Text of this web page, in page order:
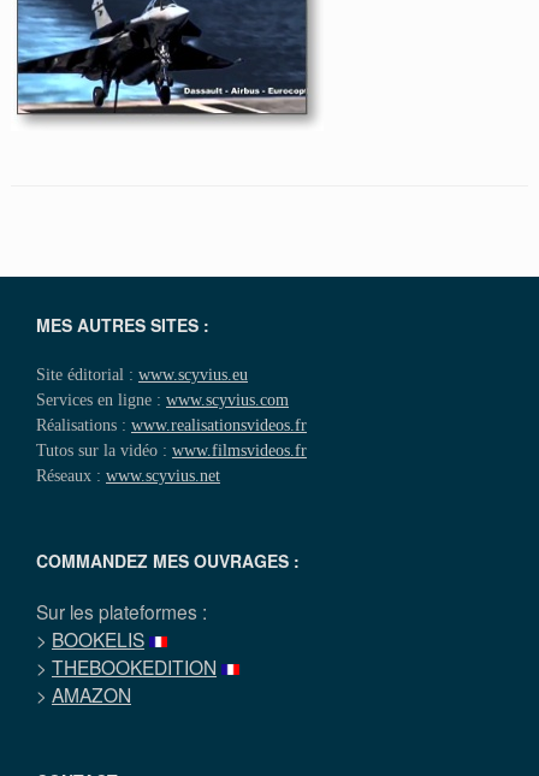
MES AUTRES SITES :
Site éditorial : www.scyvius.eu
Services en ligne : www.scyvius.com
Réalisations : www.realisationsvideos.fr
Tutos sur la vidéo : www.filmsvideos.fr
Réseaux : www.scyvius.net
COMMANDEZ MES OUVRAGES :
Sur les plateformes :
> BOOKELIS
> THEBOOKEDITION
> AMAZON